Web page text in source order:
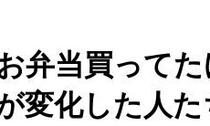
弁当買って
変化した人た